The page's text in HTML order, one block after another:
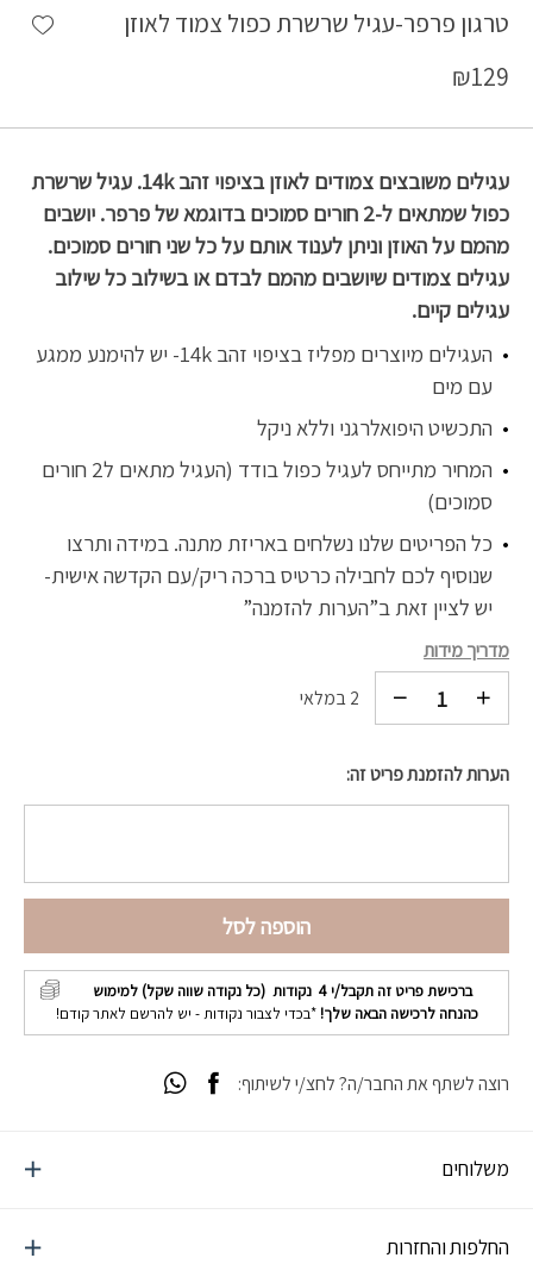
טרגון פרפר-עגיל שרשרת כפול צמוד לאוזן
₪129
עגילים משובצים צמודים לאוזן בציפוי זהב 14k. עגיל שרשרת
כפול שמתאים ל-2 חורים סמוכים בדוגמא של פרפר. יושבים
מהמם על האוזן וניתן לענוד אותם על כל שני חורים סמוכים.
עגילים צמודים שיושבים מהמם לבדם או בשילוב כל שילוב
עגילים קיים.
העגילים מיוצרים מפליז בציפוי זהב 14k- יש להימנע ממגע
עם מים
התכשיט היפואלרגני וללא ניקל
המחיר מתייחס לעגיל כפול בודד (העגיל מתאים ל2 חורים
סמוכים)
כל הפריטים שלנו נשלחים באריזת מתנה. במידה ותרצו
שנוסיף לכם לחבילה כרטיס ברכה ריק/עם הקדשה אישית-
יש לציין זאת ב”הערות להזמנה”
מדריך מידות
2 במלאי
הערות להזמנת פריט זה:
הוספה לסל
ברכישת פריט זה תקבל/י4 נקודות (כל נקודה שווה שקל) למימוש
כהנחה לרכישה הבאה שלך! *בכדי לצבור נקודות - יש להרשם לאתר קודם!
משלוחים
החלפות והחזרות
רוצה לשתף את החבר/ה? לחצ/י לשיתוף: